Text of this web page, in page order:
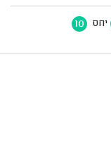
יחס 10